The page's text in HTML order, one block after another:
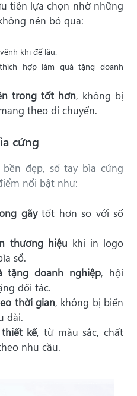
tiên lựa chọn nhờ những
nên bỏ qua:
khi để lâu.
hợp làm quà tặng doanh
trong tốt hơn, không bị
theo di chuyển.
cứng
đẹp, sổ tay bìa cứng
nổi bật như:
gãytốt hơn so với sổ
thương hiệu khi in logo
sổ.
tặng doanh nghiệp, hội
đối tác.
thời gian, không bị biến
dài.
kế, từ màu sắc, chất
nhu cầu.